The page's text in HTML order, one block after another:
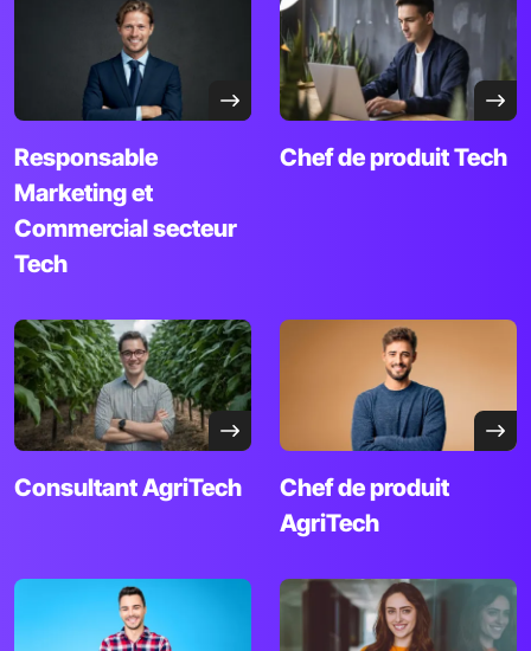
Responsable
Marketing et
Commercial secteur
Tech
Chef de produitTech
ConsultantAgriTech Chef deproduit
AgriTech